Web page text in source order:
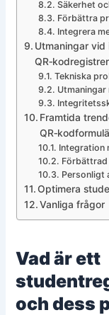
Säkerhet
Förbättra
Integrera
Utmaningar vid
Tekniska
Framtida
Integration
Personligt
Optimera
Vanliga frågor
Vad är ett
och dess